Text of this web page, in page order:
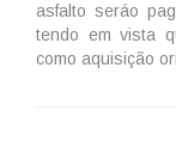
asfalto seráo
tendo em vista
como aquisição